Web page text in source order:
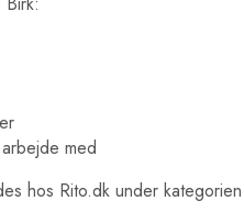
med
hos Rito.dk under